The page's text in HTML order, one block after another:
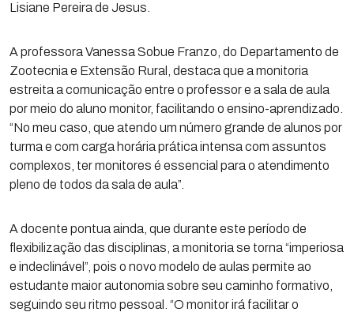
Lisiane Pereira de Jesus.
A professora Vanessa Sobue Franzo, do Departamento de
Zootecnia e Extensão Rural, destaca que a monitoria
estreita a comunicação entre o professor e a sala de aula
por meio do aluno monitor, facilitando o ensino-aprendizado.
“No meu caso, que atendo um número grande de alunos por
turma e com carga horária prática intensa com assuntos
complexos, ter monitores é essencial para o atendimento
pleno de todos da sala de aula”.
A docente pontua ainda, que durante este período de
flexibilização das disciplinas, a monitoria se torna “imperiosa
e indeclinável”, pois o novo modelo de aulas permite ao
estudante maior autonomia sobre seu caminho formativo,
seguindo seu ritmo pessoal. “O monitor irá facilitar o